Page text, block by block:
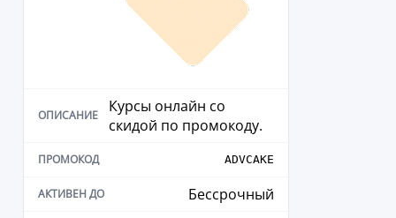
Курсы онлайн со
скидой по промокоду.
ADVCAKE
Бессрочный